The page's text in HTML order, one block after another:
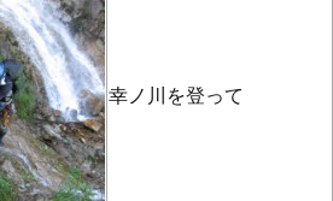
幸ノ川を登って